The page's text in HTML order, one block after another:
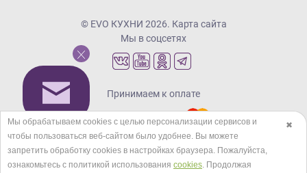
© EVO КУХНИ 2026. Карта сайта
Мы в соцсетях
Принимаем к оплате
Кредиты и рассрочка
✖
Мы обрабатываем cookies с целью персонализации сервисов и
чтобы пользоваться веб-сайтом было удобнее. Вы можете
запретить обработку сookies в настройках браузера. Пожалуйста,
ознакомьтесь с политикой использования cookies. Продолжая